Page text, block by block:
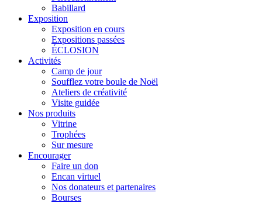
Babillard
Exposition
Exposition en cours
Expositions passées
ÉCLOSION
Activités
Camp de jour
Soufflez votre boule de Noël
Ateliers de créativité
Visite guidée
Nos produits
Vitrine
Trophées
Sur mesure
Encourager
Faire un don
Encan virtuel
Nos donateurs et partenaires
Bourses